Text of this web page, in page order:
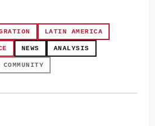
LATIN AMERICA
NEWS ANALYSIS